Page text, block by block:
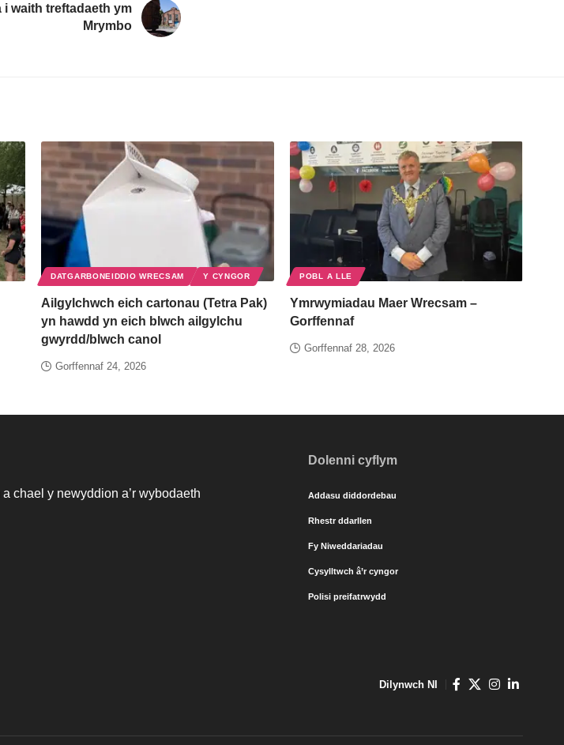
i waith treftadaeth ym
Mrymbo
DATGARBONEIDDIO WRECSAM Y CYNGOR
Ailgylchwch eich cartonau (Tetra Pak)
yn hawdd yn eich blwch ailgylchu
gwyrdd/blwch canol
Gorffennaf 24, 2026
POBL A LLE
Ymrwymiadau Maer Wrecsam –
Gorffennaf
Gorffennaf 28, 2026
chael y newyddion a’r wybodaeth
Dolenni cyflym
Addasu diddordebau
Rhestr ddarllen
Fy Niweddariadau
Cysylltwch â’r cyngor
Polisi preifatrwydd
Dilynwch NI